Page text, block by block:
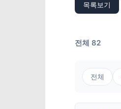
목록보기
전체 82
전체